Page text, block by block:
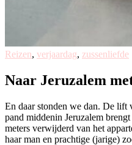
Reizen, verjaardag, zussenliefde
Naar Jeruzalem
En daar stonden we dan. De lift
pand middenin Jeruzalem
meters verwijderd van het
haar man en prachtige (jarige)